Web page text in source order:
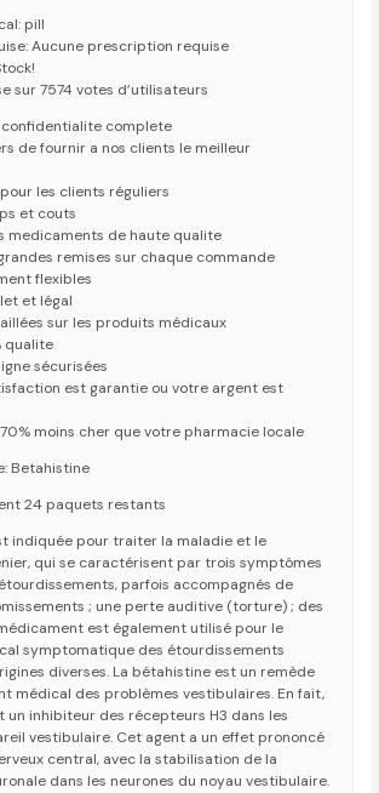
pill
Aucune prescription requise
sur 7574 votes d’utilisateurs
complete
de fournir a nos clients le meilleur
les clients réguliers
et couts
medicaments de haute qualite
remises sur chaque commande
flexibles
et légal
sur les produits médicaux
qualite
sécurisées
est garantie ou votre argent est
70% moins cher que votre pharmacie locale
Betahistine
24 paquets restants
indiquée pour traiter la maladie et le
qui se caractérisent par trois symptômes
parfois accompagnés de
; une perte auditive (torture) ; des
est également utilisé pour le
symptomatique des étourdissements
diverses. La bétahistine est un remède
médical des problèmes vestibulaires. En fait,
un inhibiteur des récepteurs H3 dans les
vestibulaire. Cet agent a un effet prononcé
central, avec la stabilisation de la
dans les neurones du noyau vestibulaire.